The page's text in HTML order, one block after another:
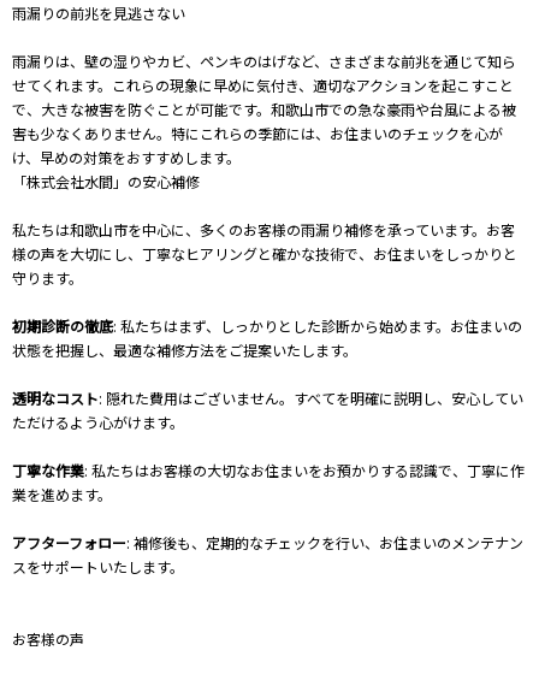
雨漏りの前兆を見逃さない
雨漏りは、壁の湿りやカビ、ペンキのはげなど、さまざまな前兆を通じて知ら
せてくれます。これらの現象に早めに気付き、適切なアクションを起こすこと
で、大きな被害を防ぐことが可能です。和歌山市での急な豪雨や台風による被
害も少なくありません。特にこれらの季節には、お住まいのチェックを心が
け、早めの対策をおすすめします。
「株式会社水間」の安心補修
私たちは和歌山市を中心に、多くのお客様の雨漏り補修を承っています。お客
様の声を大切にし、丁寧なヒアリングと確かな技術で、お住まいをしっかりと
守ります。
初期診断の徹底: 私たちはまず、しっかりとした診断から始めます。お住まいの
状態を把握し、最適な補修方法をご提案いたします。
透明なコスト: 隠れた費用はございません。すべてを明確に説明し、安心してい
ただけるよう心がけます。
丁寧な作業: 私たちはお客様の大切なお住まいをお預かりする認識で、丁寧に作
業を進めます。
アフターフォロー: 補修後も、定期的なチェックを行い、お住まいのメンテナン
スをサポートいたします。
お客様の声